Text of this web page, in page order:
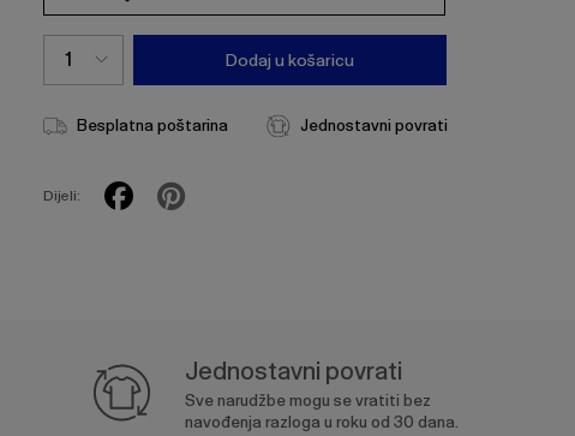
Dodaj u košaricu
Besplatna poštarina Jednostavni povrati
Dijeli:
Jednostavni povrati
Sve narudžbe mogu se vratiti bez
navođenja razloga u roku od 30 dana.